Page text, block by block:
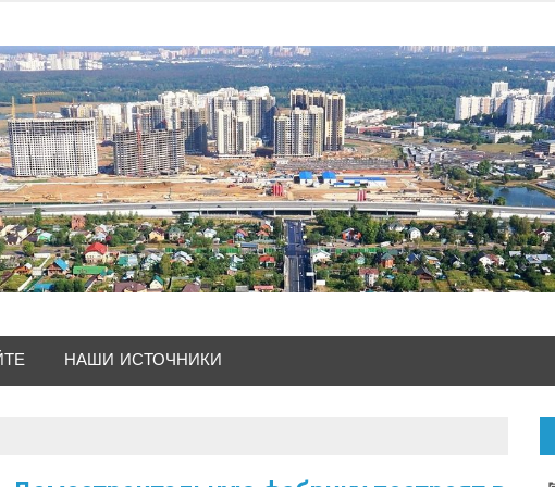
НАШИ ИСТОЧНИКИ